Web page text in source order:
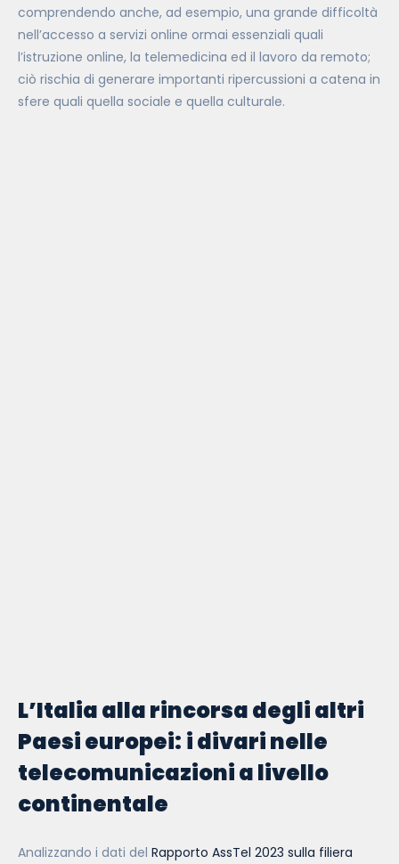
comprendendo anche, ad esempio, una grande difficoltà
nell’accesso a servizi online ormai essenziali quali
l’istruzione online, la telemedicina ed il lavoro da remoto;
ciò rischia di generare importanti ripercussioni a catena in
sfere quali quella sociale e quella culturale.
L’Italia alla rincorsa degli altri
Paesi europei: i divari nelle
telecomunicazioni a livello
continentale
Analizzando i dati del Rapporto AssTel 2023 sulla filiera